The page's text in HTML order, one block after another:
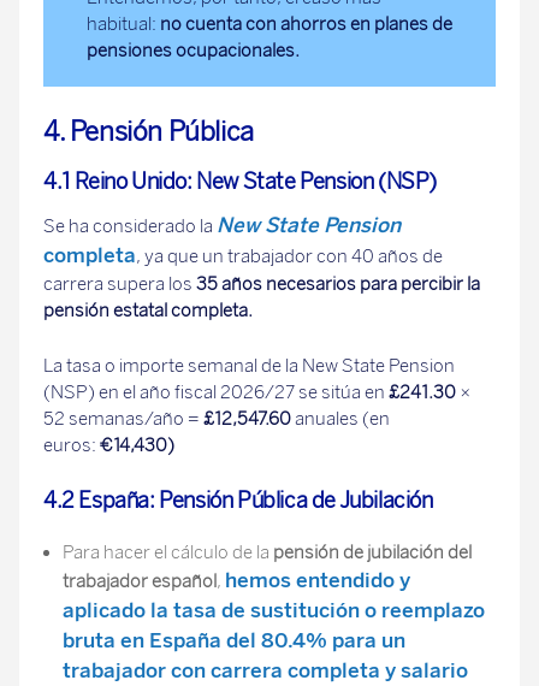
habitual: no cuenta con ahorros en planes de
pensiones ocupacionales.
4. Pensión Pública
4.1 Reino Unido: New State Pension (NSP)
Se ha considerado la New State Pension
completa, ya que un trabajador con 40 años de
carrera supera los 35 años necesarios para percibir la
pensión estatal completa.
La tasa o importe semanal de la New State Pension
(NSP) en el año fiscal 2026/27 se sitúa en £241.30 ×
52 semanas/año = £12,547.60anuales (en
euros: €14,430)
4.2 España: Pensión Pública de Jubilación
Para hacer el cálculo de la pensión de jubilación del
trabajador español, hemos entendido y
aplicado la tasa de sustitución o reemplazo
bruta en España del 80.4% para un
trabajador con carrera completa y salario